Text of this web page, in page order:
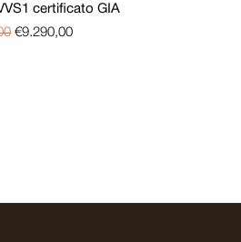
certificato GIA
€9.290,00